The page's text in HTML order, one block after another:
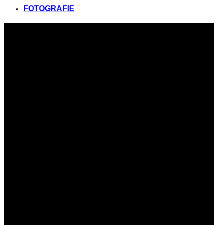
FOTOGRAFIE